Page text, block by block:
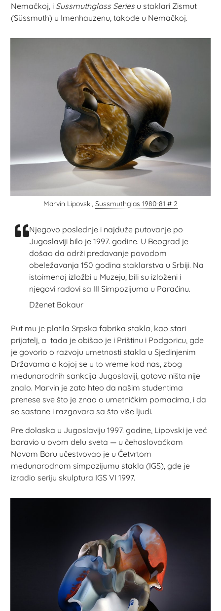
Nemačkoj, i Sussmuthglass Seriesu staklari Zismut
(Süssmuth) u Imenhauzenu, takođe u Nemačkoj.
Marvin Lipovski, Sussmuthglas 1980-81 # 2
Njegovo poslednje i najduže putovanje po
Jugoslaviji bilo je 1997. godine. U Beograd je
došao da održi predavanje povodom
obeležavanja 150 godina staklarstva u Srbiji. Na
istoimenoj izložbi u Muzeju, bili su izloženi i
njegovi radovi sa III Simpozijuma u Paraćinu.
Dženet Bokaur
Put mu je platila Srpska fabrika stakla, kao stari
prijatelj, a tada je obišao je i Prištinu i Podgoricu, gde
je govorio o razvoju umetnosti stakla u Sjedinjenim
Državama o kojoj se u to vreme kod nas, zbog
međunarodnih sankcija Jugoslaviji, gotovo ništa nije
znalo. Marvin je zato hteo da našim studentima
prenese sve što je znao o umetničkim pomacima, i da
se sastane i razgovara sa što više ljudi.
Pre dolaska u Jugoslaviju 1997. godine, Lipovski je već
boravio u ovom delu sveta — u čehoslovačkom
Novom Boru učestvovao je u Četvrtom
međunarodnom simpozijumu stakla (IGS), gde je
izradio seriju skulptura IGS VI 1997.